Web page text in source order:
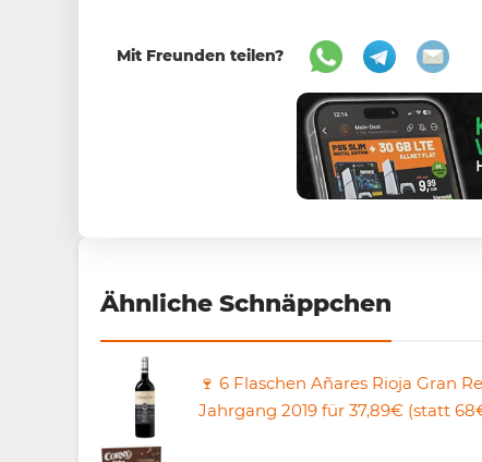
Mit Freunden teilen?
Ähnliche Schnäppchen
🍷 6 Flaschen Añares Rioja Gran
Jahrgang 2019 für 37,89€ (statt